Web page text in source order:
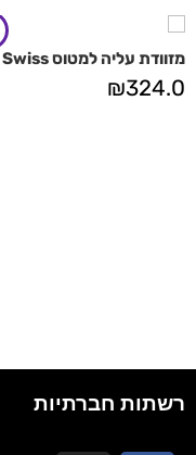
מזוודת עליה למטוס Swiss
₪324.0
רשתות חברתיות